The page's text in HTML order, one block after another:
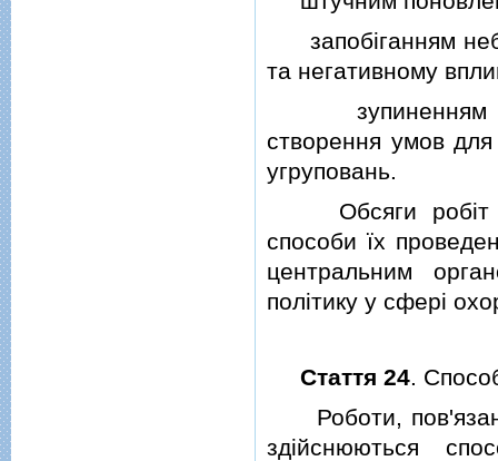
запобiганням
та негативному
зупиненням
створення умов
угруповань.
Обсяги робiт з
способи їх
центральним
полiтику у сферi
Стаття 24.
Роботи, пов'язанi
здiйснюються